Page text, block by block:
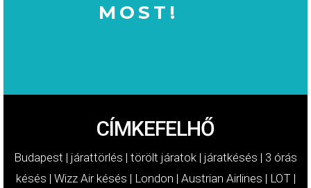
MOST!
CÍMKEFELHŐ
Budapest | járattörlés | törölt járatok | járatkésés | 3 órás
késés | Wizz Air késés | London | Austrian Airlines | LOT|